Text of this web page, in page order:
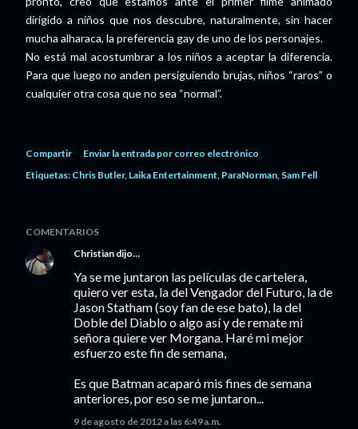
dirigido a niños que nos descubre, naturalmente, sin hacer
mucha alharaca, la preferencia gay de uno de los personajes.
No está mal acostumbrar a los niños a aceptar la diferencia.
Para que luego no anden persiguiendo brujas, niños “raros” o
cualquier otra cosa que no sea “normal”.
Compartir
Enviar la entrada por correo electrónico
Etiquetas: Chris Butler Laika Entertainment ParaNorman Sam Fell
COMENTARIOS
Christian dijo…
Ya se me juntaron las películas de cartelera,
quiero ver esta, la del Vengador del Futuro, la de
Jason Statham (soy fan de ese bato), la del
Doble del Diablo o algo así y de remate mi
señora quiere ver Morgana. Haré mi mejor
esfuerzo este fin de semana,
Es que Batman acaparó mis fines de semana
anteriores, por eso se me juntaron...
9 de agosto de 2012 a las 6:49 a.m.